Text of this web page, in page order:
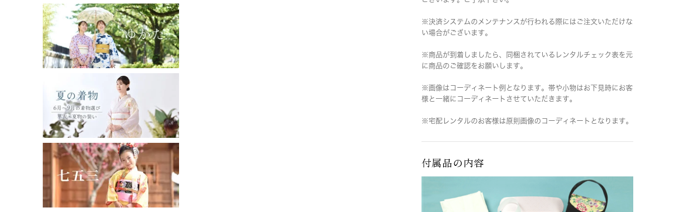
※決済システムのメンテナンスが行われる際にはご注文いただけな
い場合がございます。
※商品が到着しましたら、同梱されているレンタルチェック表を元
に商品のご確認をお願いします。
※画像はコーディネート例となります。帯や小物はお下見時にお客
様と一緒にコーディネートさせていただきます。
※宅配レンタルのお客様は原則画像のコーディネートとなります。
付属品の内容